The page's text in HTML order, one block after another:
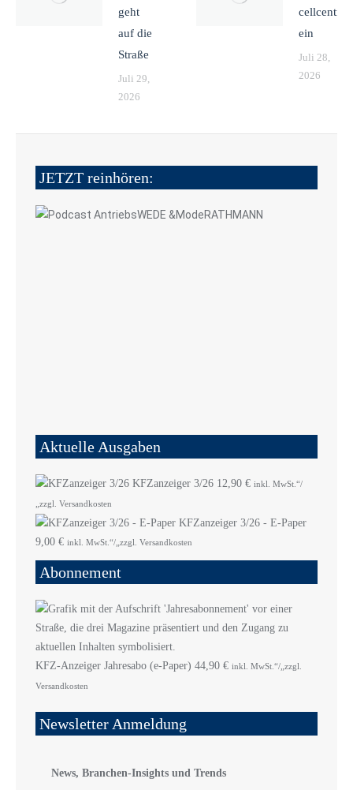
geht
auf die
Straße
Juli 29,
2026
cellcentric
ein
Juli 28,
2026
JETZT reinhören:
Aktuelle Ausgaben
KFZanzeiger 3/26 12,90 € inkl. MwSt.“/
„zzgl. Versandkosten
KFZanzeiger 3/26 - E-Paper
9,00 € inkl. MwSt.“/„zzgl. Versandkosten
Abonnement
KFZ-Anzeiger Jahresabo (e-Paper) 44,90 € inkl. MwSt.“/„zzgl.
Versandkosten
Newsletter Anmeldung
News, Branchen-Insights und Trends